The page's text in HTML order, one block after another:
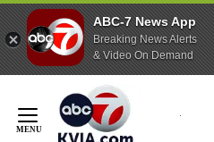
ABC-7 News App
Breaking News Alerts
& Video On Demand
Content